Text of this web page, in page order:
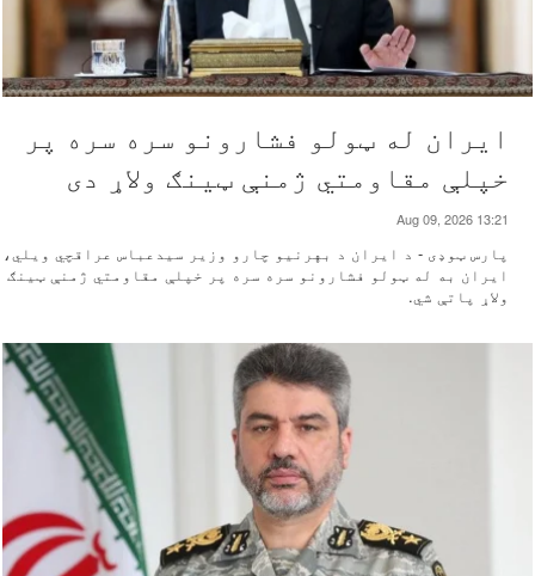
ایران له ټولو فشارونو سره سره پر
خپلې مقاومتي ژمنې ټینګ ولاړ دی
Aug 09, 2026 13:21
پارس ټوډی - د ایران د بهرنیو چارو وزیر سیدعباس عراقچي ویلي،
ایران به له ټولو فشارونو سره سره پر خپلې مقاومتي ژمنې ټینګ
ولاړ پاتې شي.